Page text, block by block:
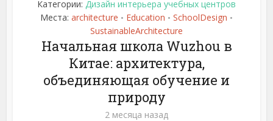
Категории: Дизайн интерьера учебных центров
Места: architecture • Education • SchoolDesign •
SustainableArchitecture
Начальная школа Wuzhou в
Китае: архитектура,
объединяющая обучение и
природу
2 месяца назад